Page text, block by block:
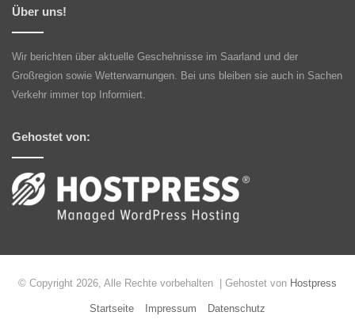
Über uns!
Wir berichten über aktuelle Geschehnisse im Saarland und der
Großregion sowie Wetterwarnungen. Bei uns bleiben sie auch in Sachen
Verkehr immer top Informiert.
Gehostet von:
© Copyright 2026, Alle Rechte vorbehalten | Gehostet von Hostpress
Startseite Impressum Datenschutz